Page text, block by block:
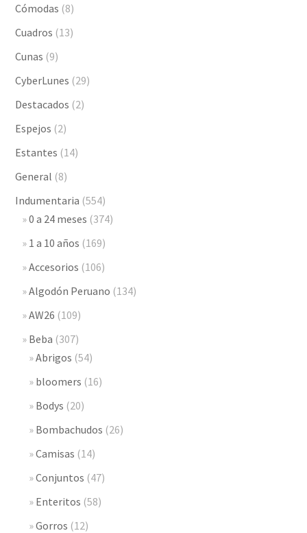
Cómodas (8)
Cuadros (13)
Cunas (9)
CyberLunes (29)
Destacados (2)
Espejos (2)
Estantes (14)
General (8)
Indumentaria (554)
0 a 24 meses (374)
1 a 10 años (169)
Accesorios (106)
Algodón Peruano (134)
AW26 (109)
Beba (307)
Abrigos (54)
bloomers (16)
Bodys (20)
Bombachudos (26)
Camisas (14)
Conjuntos (47)
Enteritos (58)
Gorros (12)